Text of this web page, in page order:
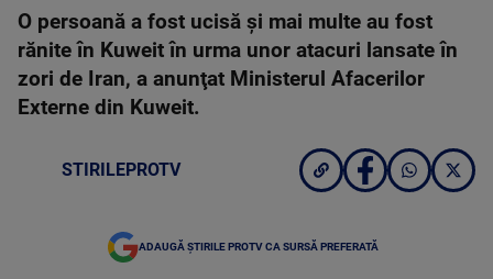
O persoană a fost ucisă şi mai multe au fost
rănite în Kuweit în urma unor atacuri lansate în
zori de Iran, a anunţat Ministerul Afacerilor
Externe din Kuweit.
STIRILEPROTV
ADAUGĂ ȘTIRILE PROTV CA SURSĂ PREFERATĂ